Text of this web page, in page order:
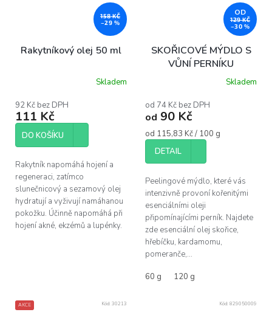
158 KČ
–29 %
Rakytníkový olej 50 ml
produktu
je
5,0
5
Skladem
92 Kč bez DPH
111 Kč
DO KOŠÍKU
Rakytník napomáhá hojení a
regeneraci, zatímco
slunečnicový a sezamový olej
hydratují a vyživují namáhanou
pokožku. Účinně napomáhá při
hojení akné, ekzémů a lupénky.
OD
129 KČ
–30 %
SKOŘICOVÉ MÝDLO S
VŮNÍ PERNÍKU
produktu
je
z
hvězdiček.
Skladem
od 74 Kč bez DPH
od 90 Kč
Měrná
cena:
od 115,83 Kč / 100 g
DETAIL
Peelingové mýdlo, které vás
intenzivně provoní kořenitými
esenciálními oleji
připomínajícími perník. Najdete
zde esenciální olej skořice,
hřebíčku, kardamomu,
pomeranče,...
60 g 120 g
AKCE Kód: 30213 Kód: 829050009